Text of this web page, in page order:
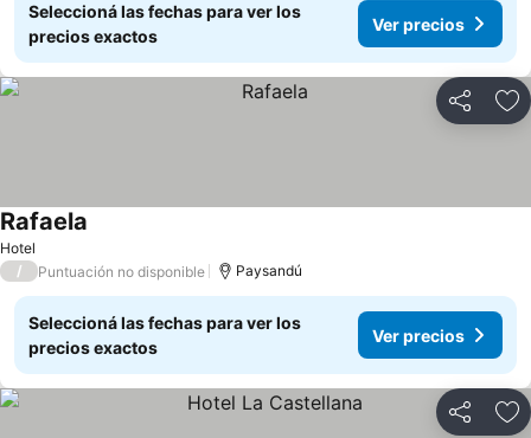
Seleccioná las fechas para ver los
precios exactos
Ver precios
Compartir
Hotel
Rafaela
/ Puntuación no disponible Paysandú
Seleccioná las fechas para ver los
precios exactos
Ver precios
Compartir